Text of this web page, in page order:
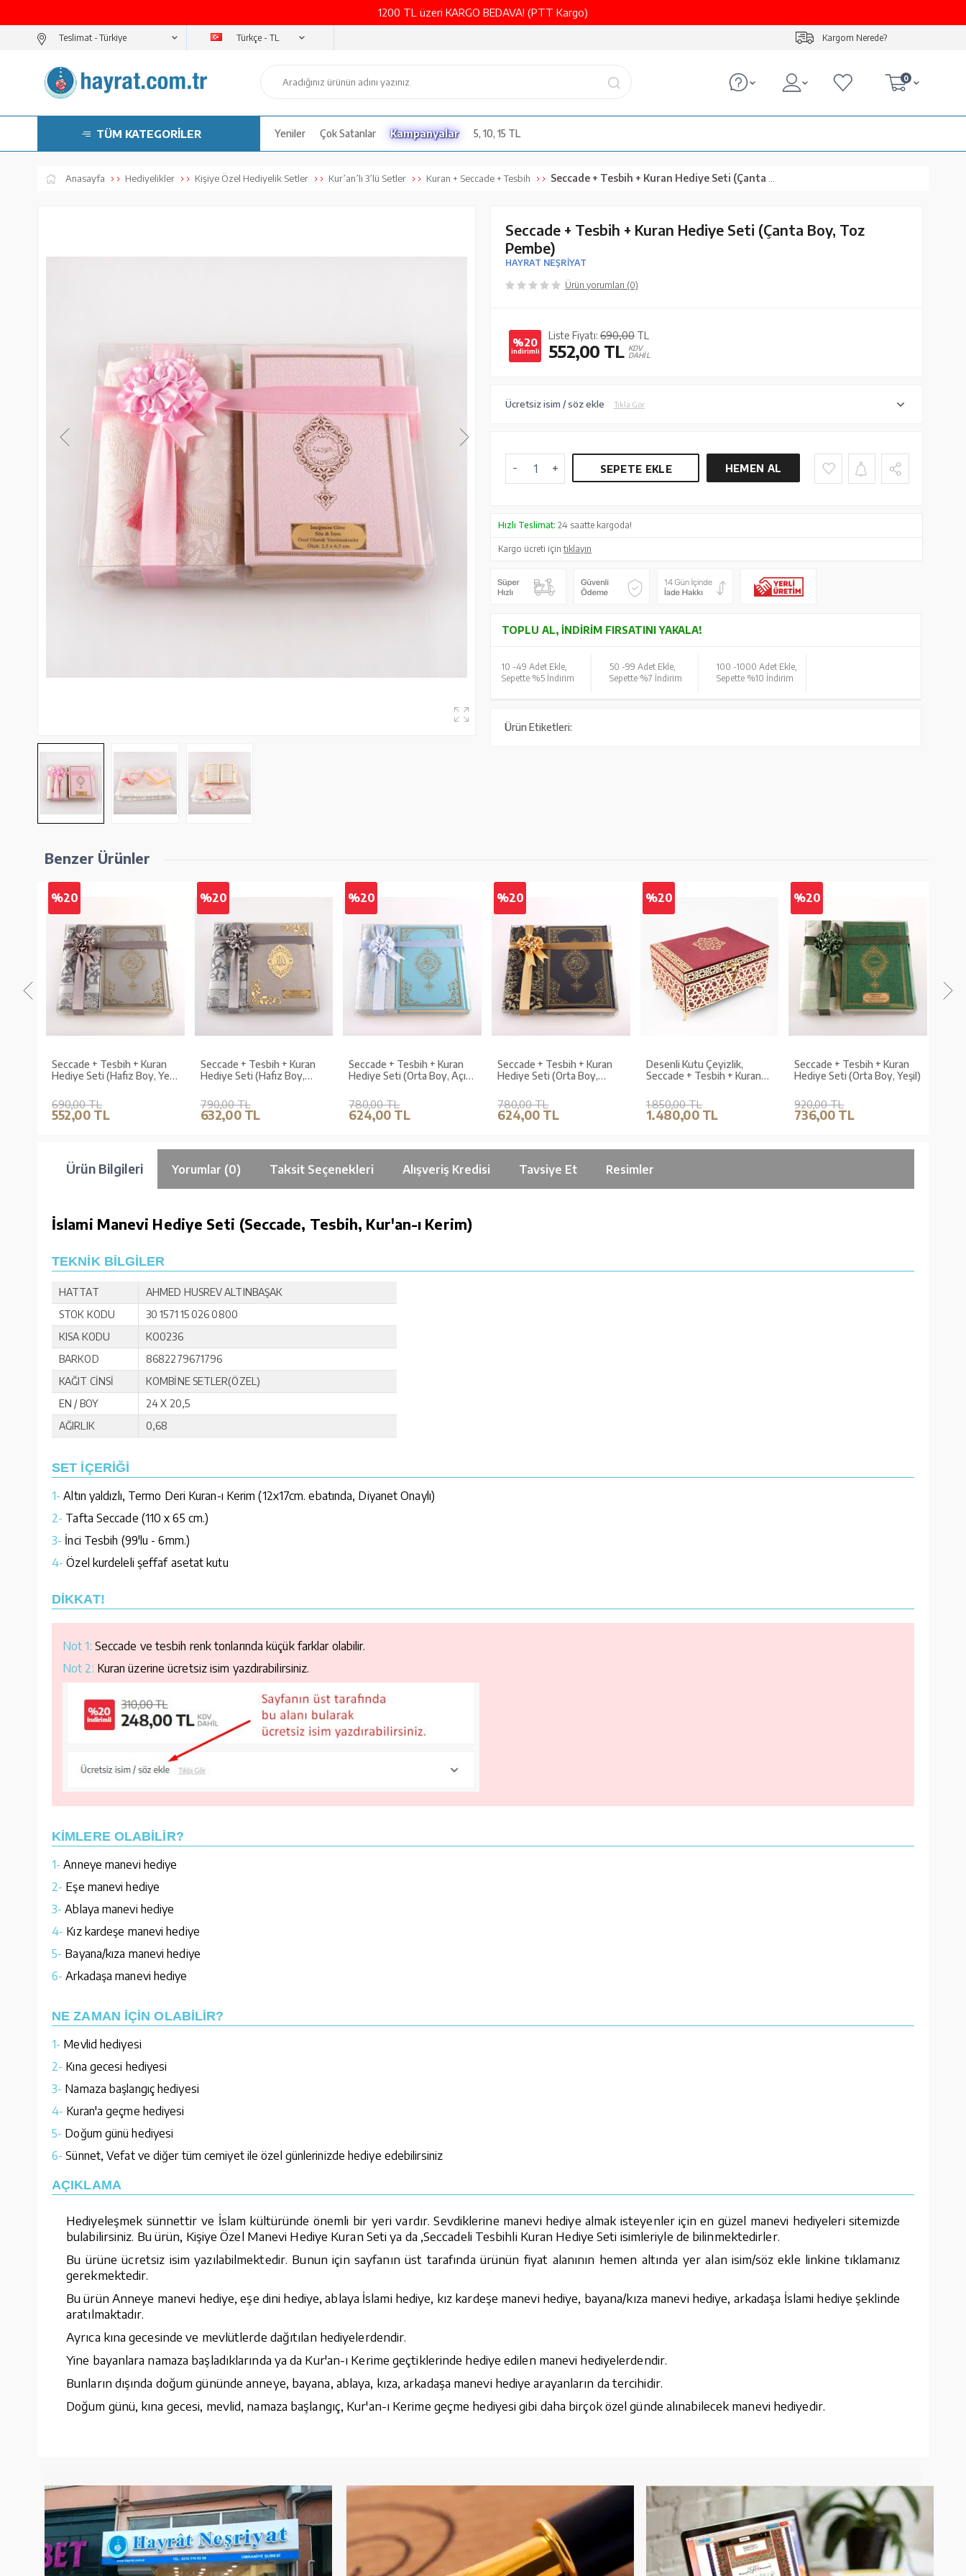
1200 TL üzeri KARGO BEDAVA! (PTT Kargo)
Teslimat - Türkçe - TL Kargom Nerede?
0
TÜM KATEGORİLER Yeniler Çok Satanlar Kampanyalar 5, 10, 15 TL
Anasayfa Hediyelikler Kişiye Özel Hediyelik Setler Kur’an’lı 3’lü Setler Kuran + Seccade + Tesbih Seccade + Tesbih + Kuran Hediye Seti (Çanta Boy, Toz Pembe)
Seccade + Tesbih + Kuran Hediye Seti (Çanta Boy, Toz
Pembe)
HAYRAT NEŞRİYAT
Ürün yorumları (0)
%20
indirimli
Liste Fiyatı: 690,00 TL
552,00 TL KDV
DAHİL
Ücretsiz isim / söz ekle Tıkla Gör
SEPETE EKLE HEMEN AL
Hızlı Teslimat: 24 saatte kargoda!
Kargo ücreti içintıklayın
TOPLU AL, İNDIRIM FIRSATINI YAKALA!
10 -49 Adet Ekle,
Sepette %5 İndirim
50 -99 Adet Ekle,
Sepette %7 İndirim
100 -1000 Adet Ekle,
Sepette %10 İndirim
Ürün Etiketleri:
Benzer Ürünler
%20
Seccade + Tesbih + Kuran
Hediye Seti (Hafız Boy, Yeni
690,00 TL
552,00 TL
%20
Seccade + Tesbih + Kuran
Hediye Seti (Hafız Boy,
790,00 TL
632,00 TL
%20
Seccade + Tesbih + Kuran
Hediye Seti (Orta Boy, Açık
780,00 TL
624,00 TL
%20
Seccade + Tesbih + Kuran
Hediye Seti (Orta Boy,
780,00 TL
624,00 TL
%20
Desenli Kutu Çeyizlik,
Seccade + Tesbih + Kuran
Kadife, Bordo, Elif-Vav)
1.850,00 TL
1.480,00 TL
%20
Seccade + Tesbih + Kuran
Hediye Seti (Orta Boy, Yeşil)
920,00 TL
736,00 TL
Ürün Bilgileri Yorumlar (0) Taksit Seçenekleri Alışveriş Kredisi Tavsiye Et Resimler
İslami Manevi Hediye Seti (Seccade, Tesbih, Kur'an-ı Kerim)
TEKNİK BİLGİLER
HATTAT
AHMED HUSREV ALTINBAŞAK
STOK KODU
30 1571 15 026 0800
KISA KODU
KO0236
BARKOD
8682279671796
KAĞIT CİNSİ
KOMBİNE SETLER(ÖZEL)
EN / BOY
24 X 20,5
AĞIRLIK
0,68
SET İÇERİĞİ
1- Altın yaldızlı, Termo Deri Kuran-ı Kerim (12x17cm. ebatında, Diyanet Onaylı)
2- Tafta Seccade (110 x 65 cm.)
3- İnci Tesbih (99'lu - 6mm.)
4- Özel kurdeleli şeffaf asetat kutu
DİKKAT!
Not 1: Seccade ve tesbih renk tonlarında küçük farklar olabilir.
Not 2: Kuran üzerine ücretsiz isim yazdırabilirsiniz.
KİMLERE OLABİLİR?
1- Anneye manevi hediye
2- Eşe manevi hediye
3- Ablaya manevi hediye
4- Kız kardeşe manevi hediye
5- Bayana/kıza manevi hediye
6- Arkadaşa manevi hediye
NE ZAMAN İÇİN OLABİLİR?
1- Mevlid hediyesi
2- Kına gecesi hediyesi
3- Namaza başlangıç hediyesi
4- Kuran'a geçme hediyesi
5- Doğum günü hediyesi
6- Sünnet, Vefat ve diğer tüm cemiyet ile özel günlerinizde hediye edebilirsiniz
AÇIKLAMA
Hediyeleşmek sünnettir ve İslam kültüründe önemli bir yeri vardır. Sevdiklerine manevi hediye almak isteyenler için en güzel manevi hediyeleri sitemizde
bulabilirsiniz. Bu ürün, Kişiye Özel Manevi Hediye Kuran Seti ya da ,Seccadeli Tesbihli Kuran Hediye Seti isimleriyle de bilinmektedirler.
Bu ürüne ücretsiz isim yazılabilmektedir. Bunun için sayfanın üst tarafında ürünün fiyat alanının hemen altında yer alan isim/söz ekle linkine tıklamanız
gerekmektedir.
Bu ürün Anneye manevi hediye, eşe dini hediye, ablaya İslami hediye, kız kardeşe manevi hediye, bayana/kıza manevi hediye, arkadaşa İslami hediye şeklinde
aratılmaktadır.
Ayrıca kına gecesinde ve mevlütlerde dağıtılan hediyelerdendir.
Yine bayanlara namaza başladıklarında ya da Kur'an-ı Kerime geçtiklerinde hediye edilen manevi hediyelerdendir.
Bunların dışında doğum gününde anneye, bayana, ablaya, kıza, arkadaşa manevi hediye arayanların da tercihidir.
Doğum günü, kına gecesi, mevlid, namaza başlangıç, Kur'an-ı Kerime geçme hediyesi gibi daha birçok özel günde alınabilecek manevi hediyedir.